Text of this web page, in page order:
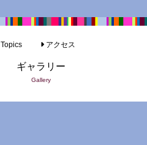
Topics アクセス
ギャラリー
Gallery